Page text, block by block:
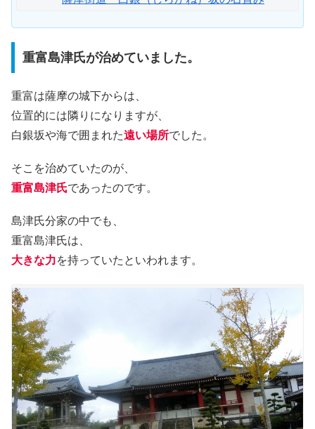
重富島津氏が治めていました。
重富は薩摩の城下からは、
位置的には隣りになりますが、
白銀坂や海で囲まれた遠い場所でした。
そこを治めていたのが、
重富島津氏であったのです。
島津氏分家の中でも、
重富島津氏は、
大きな力を持っていたといわれます。